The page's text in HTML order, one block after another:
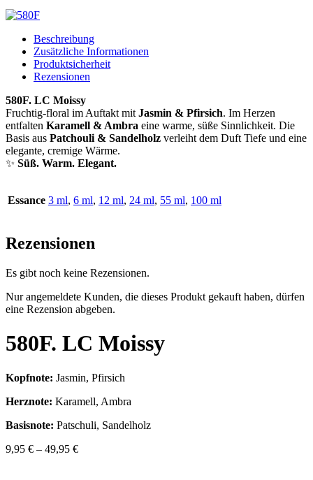
Beschreibung
Zusätzliche Informationen
Produktsicherheit
Rezensionen
580F. LC Moissy
Fruchtig-floral im Auftakt mit Jasmin & Pfirsich. Im Herzen
entfalten Karamell & Ambra eine warme, süße Sinnlichkeit. Die
Basis aus Patchouli & Sandelholz verleiht dem Duft Tiefe und eine
elegante, cremige Wärme.
✨ Süß. Warm. Elegant.
Essance 3 ml, 6 ml, 12 ml, 24 ml, 55 ml, 100 ml
Rezensionen
Es gibt noch keine Rezensionen.
Nur angemeldete Kunden, die dieses Produkt gekauft haben, dürfen
eine Rezension abgeben.
580F. LC Moissy
Kopfnote: Jasmin, Pfirsich
Herznote: Karamell, Ambra
Basisnote: Patschuli, Sandelholz
9,95 € – 49,95 €